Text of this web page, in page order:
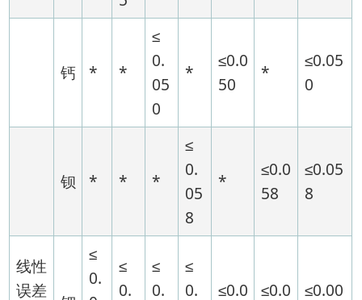
钙 * *
≤
0.
05
0
*
≤0.0
50
*
≤0.05
0
钡 * * *
≤
0.
05
8
*
≤0.0
58
≤0.05
8
线性
误差
≤
0.
≤
0.
≤
0.
≤
0.
≤0.0
≤0.0
≤0.00